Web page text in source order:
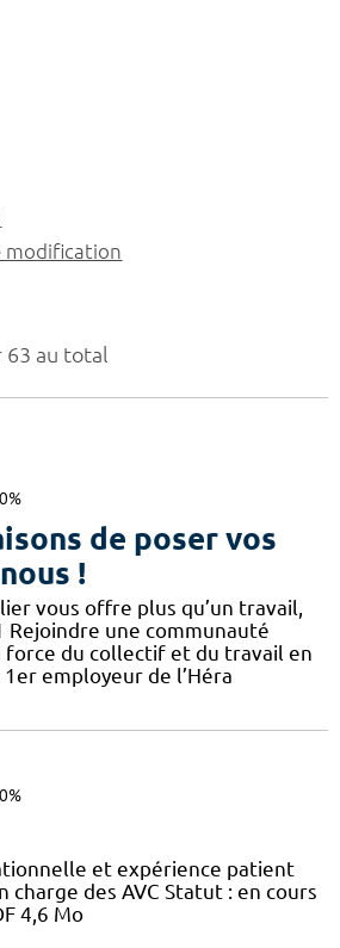
63 au total
de poser vos
!
vous offre plus qu’un travail,
Rejoindre une communauté
force du collectif et du travail en
employeur de l’Héra
et expérience patient
charge des AVC Statut : en cours
4,6 Mo
modification